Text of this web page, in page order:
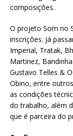
composições.
O projeto Som no
inscrições. Já
Imperial, Tratak,
Martinez,
Gustavo Telles &
Obino, entre
as condições
do trabalho, além
que é parceira do